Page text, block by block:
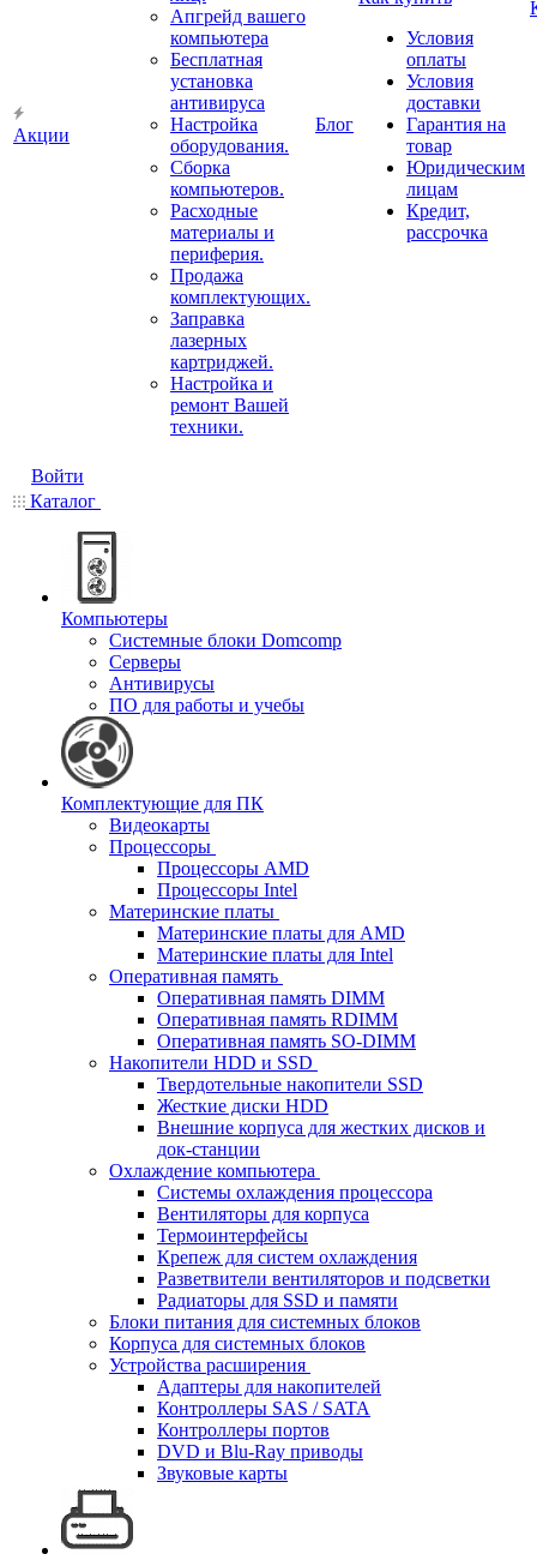
Акции
Апгрейд вашего
компьютера
Бесплатная
установка
антивируса
Настройка
оборудования.
Сборка
компьютеров.
Расходные
материалы и
периферия.
Продажа
комплектующих.
Заправка
лазерных
картриджей.
Настройка и
ремонт Вашей
техники.
Блог
Условия
оплаты
Условия
доставки
Гарантия на
товар
Юридическим
лицам
Кредит,
рассрочка
Войти
Каталог
Компьютеры
Системные блоки Domcomp
Серверы
Антивирусы
ПО для работы и учебы
Комплектующие для ПК
Видеокарты
Процессоры
Процессоры AMD
Процессоры Intel
Материнские платы
Материнские платы для AMD
Материнские платы для Intel
Оперативная память
Оперативная память DIMM
Оперативная память RDIMM
Оперативная память SO-DIMM
Накопители HDD и SSD
Твердотельные накопители SSD
Жесткие диски HDD
Внешние корпуса для жестких дисков и
док-станции
Охлаждение компьютера
Системы охлаждения процессора
Вентиляторы для корпуса
Термоинтерфейсы
Крепеж для систем охлаждения
Разветвители вентиляторов и подсветки
Радиаторы для SSD и памяти
Блоки питания для системных блоков
Корпуса для системных блоков
Устройства расширения
Адаптеры для накопителей
Контроллеры SAS / SATA
Контроллеры портов
DVD и Blu-Ray приводы
Звуковые карты